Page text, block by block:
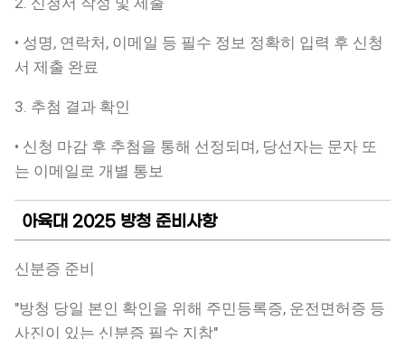
• 성명, 연락처, 이메일 등 필수 정보 정확히 입력 후 신청
서 제출 완료
3. 추첨 결과 확인
• 신청 마감 후 추첨을 통해 선정되며, 당선자는 문자 또
는 이메일로 개별 통보
아육대 2025 방청 준비사항
신분증 준비
"방청 당일 본인 확인을 위해 주민등록증, 운전면허증 등
사진이 있는 신분증 필수 지참"